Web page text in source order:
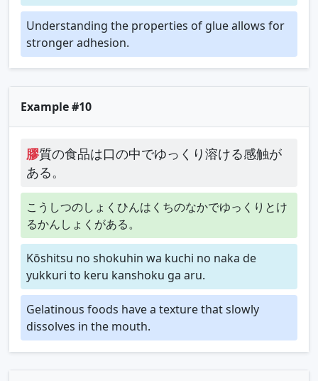
Understanding the properties of glue allows for
stronger adhesion.
Example #10
膠質の食品は口の中でゆっくり溶ける感触が
ある。
こうしつのしょくひんはくちのなかでゆっくりとけ
るかんしょくがある。
Kōshitsu no shokuhin wa kuchi no naka de
yukkuri to keru kanshoku ga aru.
Gelatinous foods have a texture that slowly
dissolves in the mouth.